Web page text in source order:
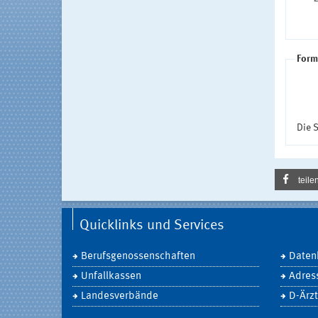
Die
Quicklinks und Services
Berufsgenossenschaften
Unfallkassen
Landesverbände
D-